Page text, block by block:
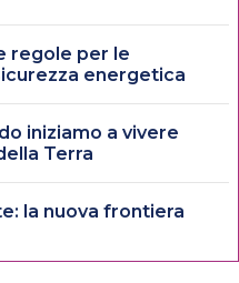
regole per le
energetica
iniziamo a vivere
Terra
la nuova frontiera